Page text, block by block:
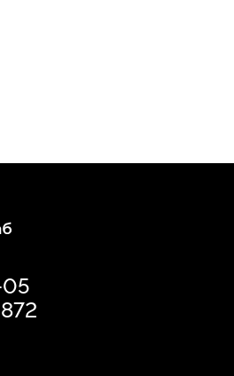
05